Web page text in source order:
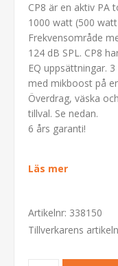
CP8 är en aktiv PA
1000 watt (500
Frekvensområde
124 dB SPL. CP8
EQ uppsättningar.
med mikboost på
Överdrag, väska
tillval. Se nedan.
6 års garanti!
Läs mer
Artikelnr: 338150
Tillverkarens